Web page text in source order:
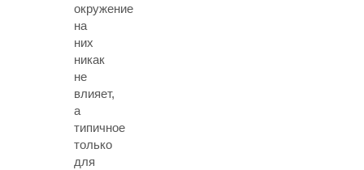
окружение
на
них
никак
не
влияет,
а
типичное
только
для